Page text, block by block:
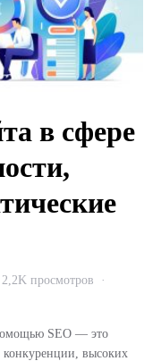
в сфере
2,2K просмотров
SEO — это
конкуренции, высоких